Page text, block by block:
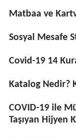
Matbaa ve
Sosyal Mesafe
Covid-19 14
Katalog Nedir?
COVID-19 ile
Taşıyan Hijyen